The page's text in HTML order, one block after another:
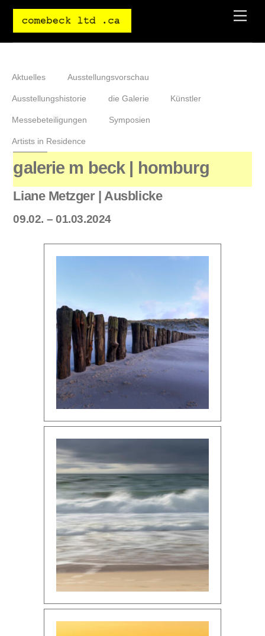
Aktuelles Ausstellungsvorschau
Ausstellungshistorie die Galerie Künstler
Messebeteiligungen Symposien
Artists in Residence
galerie m beck | homburg
Liane Metzger | Ausblicke
09.02. – 01.03.2024